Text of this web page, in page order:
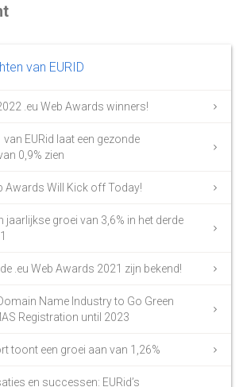
van EURID
.eu Web Awards winners!
EURid laat een gezonde
0,9% zien
Awards Will Kick off Today!
jaarlijkse groei van 3,6% in het derde
.eu Web Awards 2021 zijn bekend!
Name Industry to Go Green
Registration until 2023
toont een groei aan van 1,26%
en successen: EURid’s